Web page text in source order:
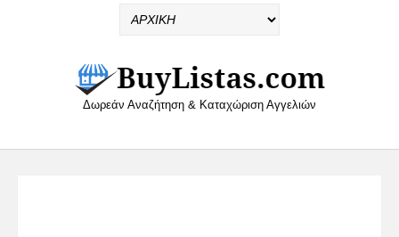
Δωρεάν Αναζήτηση & Καταχώριση Αγγελιών